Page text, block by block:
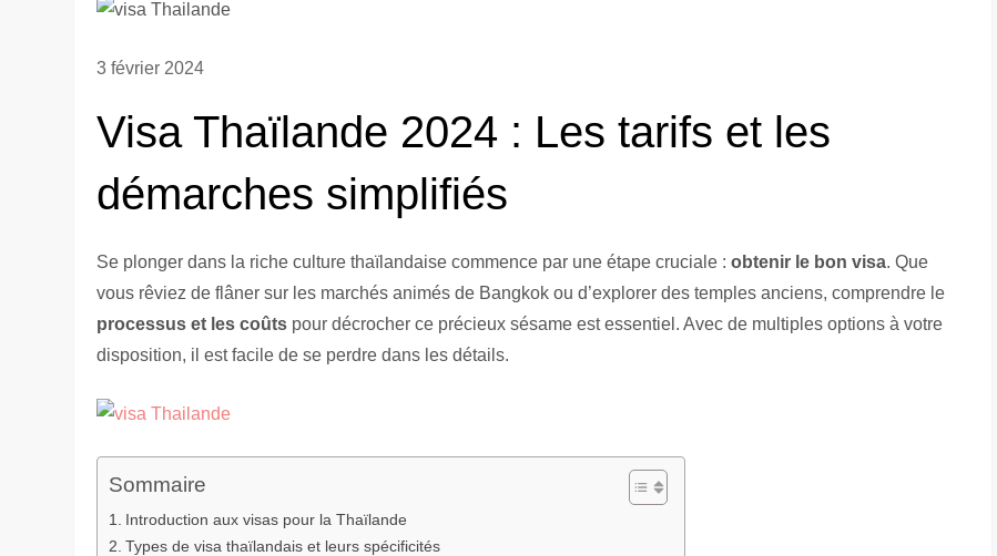
3 février 2024
Visa Thaïlande 2024 : Les tarifs et les
démarches simplifiés
Se plonger dans la riche culture thaïlandaise commence par une étape cruciale :obtenir le bon visa. Que
vous rêviez de flâner sur les marchés animés de Bangkok ou d’explorer des temples anciens, comprendre le
processus et les coûts pour décrocher ce précieux sésame est essentiel. Avec de multiples options à votre
disposition, il est facile de se perdre dans les détails.
Sommaire
Introduction aux visas pour la Thaïlande
Types de visa thaïlandais et leurs spécificités